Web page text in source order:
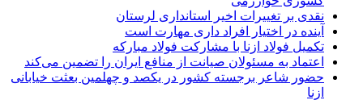
نقدی بر تغییرات اخیر استانداری لرستان
آینده در اختیار افراد داری مهارت است
تکمیل فولاد ازنا با مشارکت فولاد مبارکه
اعتماد به مسئولان صیانت از منافع ایران را تضمین می‌کند
حضور شاعر برجسته کشور در یکصد و چهلمین بعثت خیابانی
ازنا